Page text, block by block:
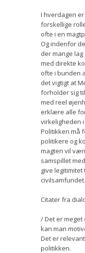
I hverdagen
forskellige
ofte i en
Og indenfor
der mange
med direkte
ofte i bunden
det vigtigt at
forholder sig
med reel
erklære alle for
virkeligheden
Politikken må
politikere og
magten vil
samspillet
give
civilsamfundet.
Citater fra
/ Det er
kan man
Det er
politikken.